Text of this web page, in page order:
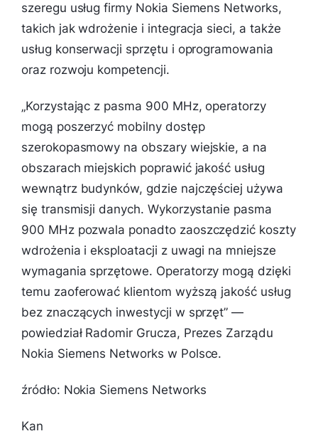
szeregu usług firmy Nokia Siemens Networks,
takich jak wdrożenie i integracja sieci, a także
usług konserwacji sprzętu i oprogramowania
oraz rozwoju kompetencji.
„Korzystając z pasma 900 MHz, operatorzy
mogą poszerzyć mobilny dostęp
szerokopasmowy na obszary wiejskie, a na
obszarach miejskich poprawić jakość usług
wewnątrz budynków, gdzie najczęściej używa
się transmisji danych. Wykorzystanie pasma
900 MHz pozwala ponadto zaoszczędzić koszty
wdrożenia i eksploatacji z uwagi na mniejsze
wymagania sprzętowe. Operatorzy mogą dzięki
temu zaoferować klientom wyższą jakość usług
bez znaczących inwestycji w sprzęt” —
powiedział Radomir Grucza, Prezes Zarządu
Nokia Siemens Networks w Polsce.
źródło: Nokia Siemens Networks
Kan